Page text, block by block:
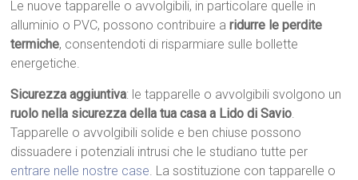
Le nuove tapparelle o avvolgibili, in particolare quelle in
alluminio o PVC, possono contribuire aridurre le perdite
termiche, consentendoti di risparmiare sulle bollette
energetiche.
Sicurezza aggiuntiva: le tapparelle o avvolgibili svolgono un
ruolo nella sicurezza della tua casa a Lido di Savio.
Tapparelle o avvolgibili solide e ben chiuse possono
dissuadere i potenziali intrusi che le studiano tutte per
entrare nelle nostre case. La sostituzione con tapparelle o